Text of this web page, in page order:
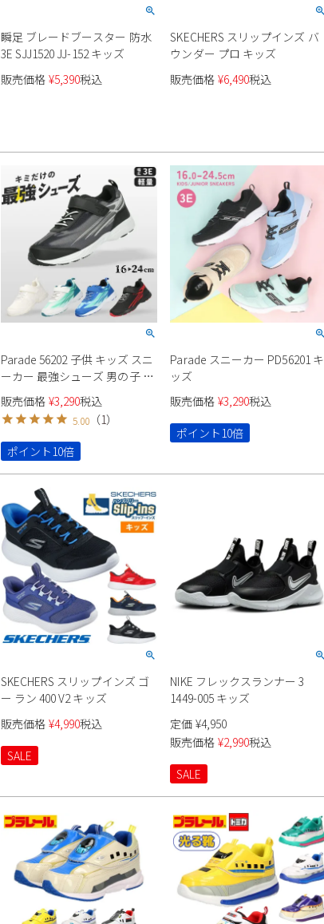
瞬足 ブレードブースター 防水
3E SJJ1520 JJ-152 キッズ
販売価格 ¥5,390税込
SKECHERS スリップインズ バ
ウンダー プロ キッズ
販売価格 ¥6,490税込
Parade 56202 子供 キッズ スニ
ーカー 最強シューズ 男の子 女
の子
販売価格 ¥3,290税込
5.00（1）
ポイント10倍
Parade スニーカー PD56201 キ
ッズ
販売価格 ¥3,290税込
ポイント10倍
SKECHERS スリップインズ ゴ
ー ラン 400 V2 キッズ
販売価格 ¥4,990税込
SALE
NIKE フレックスランナー 3
1449-005 キッズ
定価 ¥4,950
販売価格 ¥2,990税込
SALE